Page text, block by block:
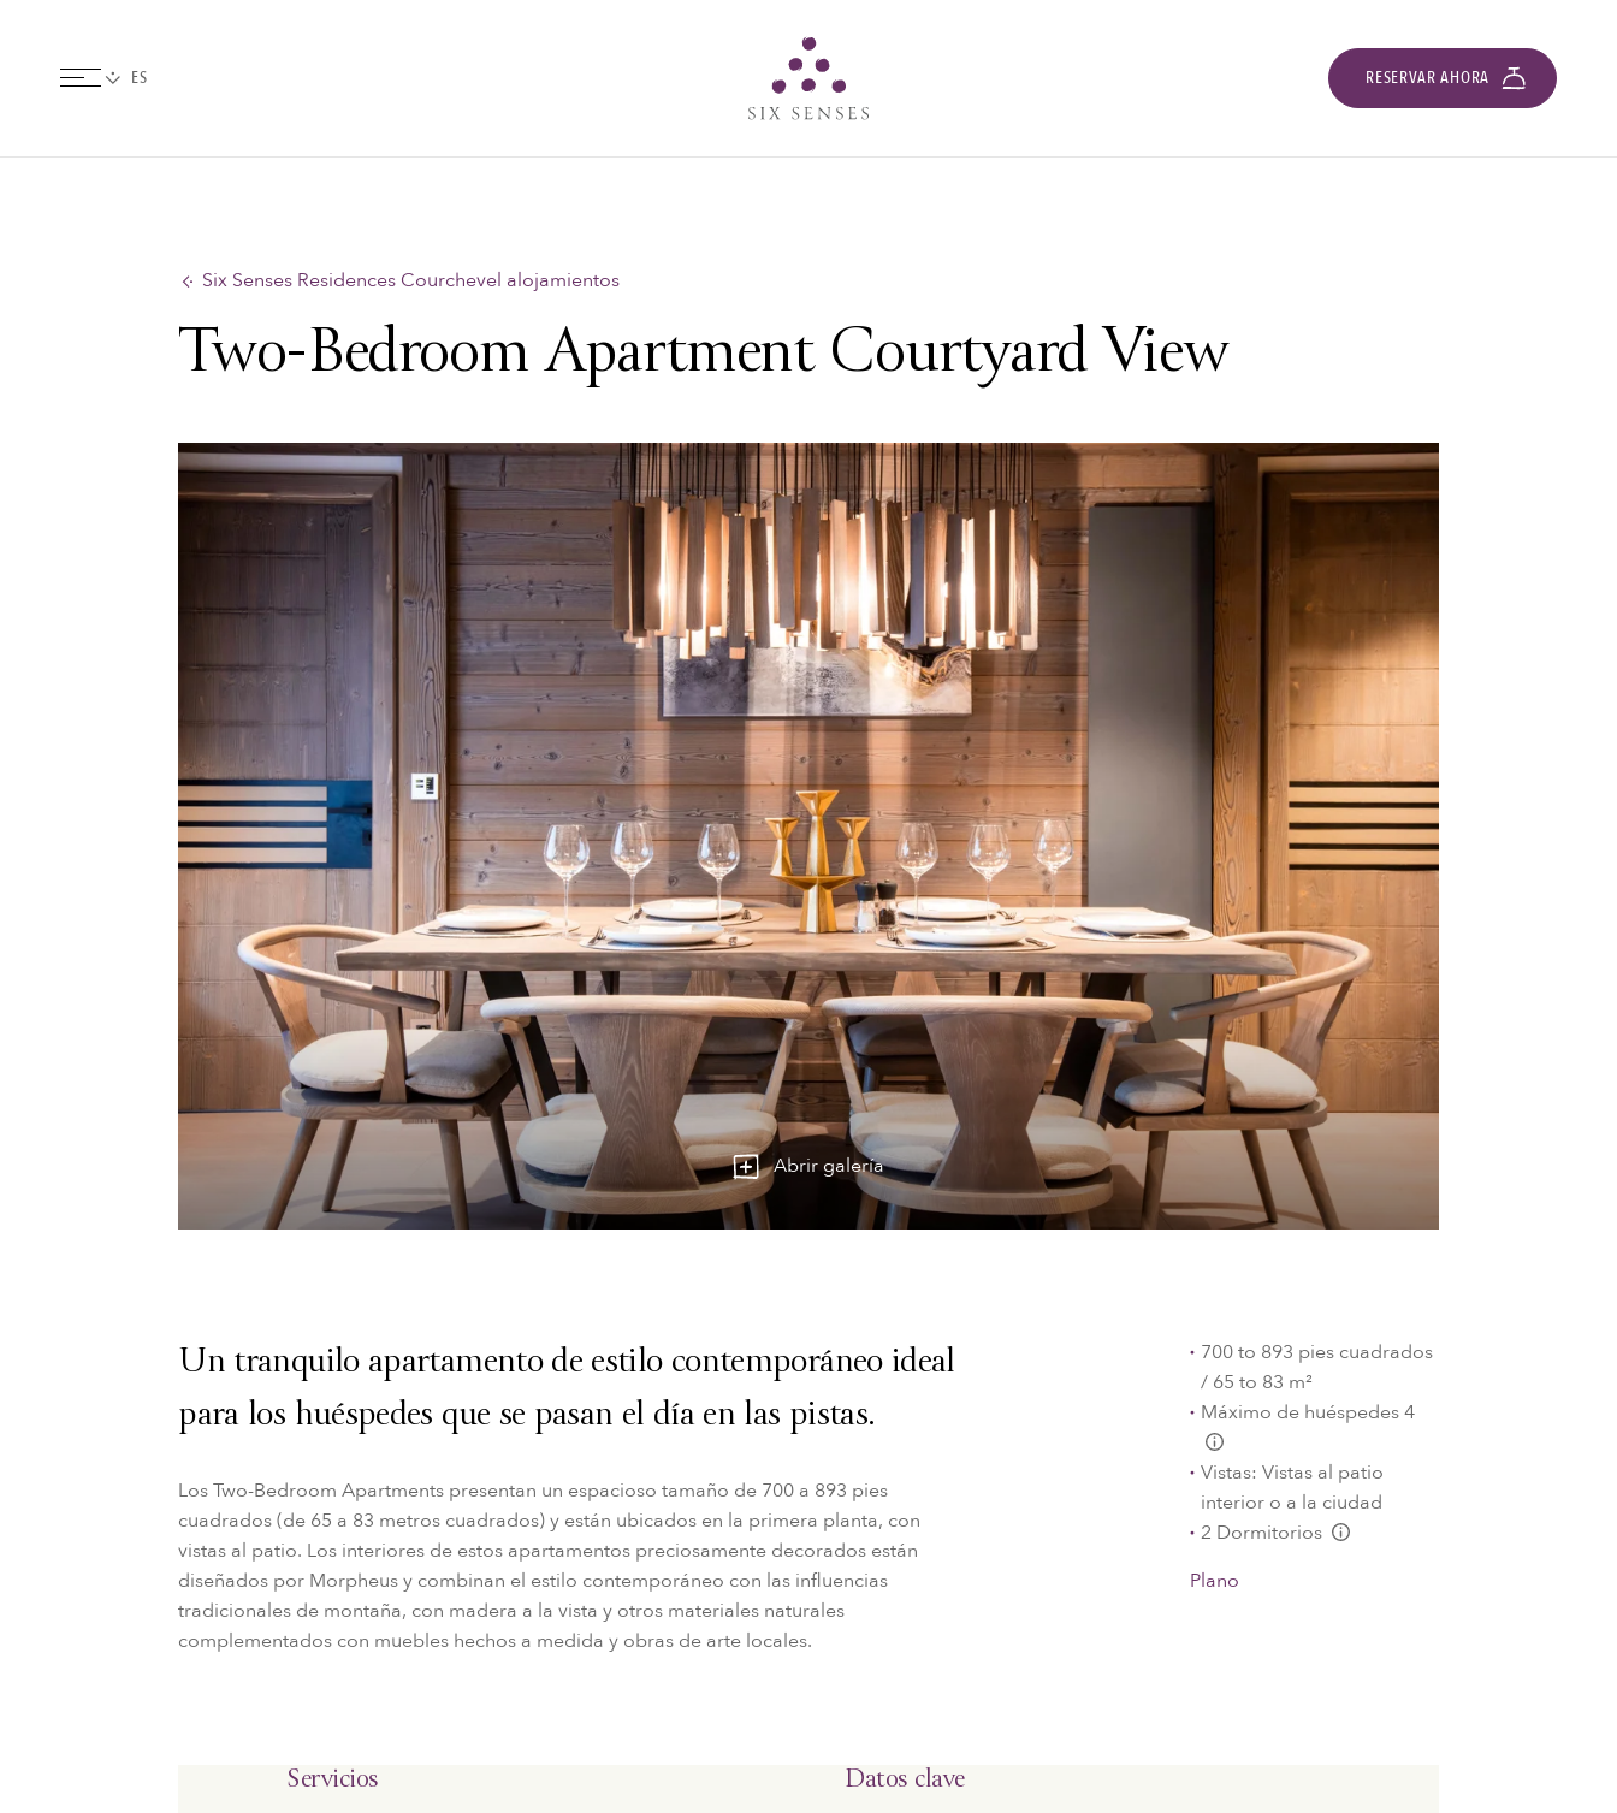
RESERVAR AHORA
Six Senses Residences Courchevel alojamientos
Two-Bedroom Apartment Courtyard View
Abrir galería
Un tranquilo apartamento de estilo contemporáneo ideal
para los huéspedes que se pasan el día en las pistas.
Los Two-Bedroom Apartments presentan un espacioso tamaño de 700 a 893 pies
cuadrados (de 65 a 83 metros cuadrados) y están ubicados en la primera planta, con
vistas al patio. Los interiores de estos apartamentos preciosamente decorados están
diseñados por Morpheus y combinan el estilo contemporáneo con las influencias
tradicionales de montaña, con madera a la vista y otros materiales naturales
complementados con muebles hechos a medida y obras de arte locales.
700 to 893 pies cuadrados
/ 65 to 83 m²
Máximo de huéspedes 4
L:Generic.Info
Vistas: Vistas al patio
interior o a la ciudad
2 Dormitorios
L:Generic.Info
Plano
Servicios Datos clave